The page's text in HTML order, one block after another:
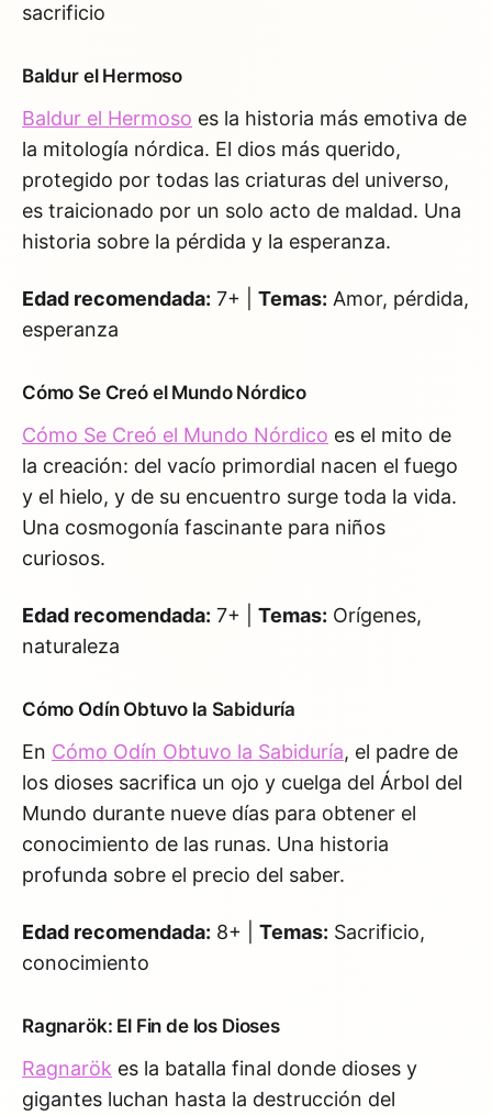
sacrificio
Baldur el Hermoso
Baldur el Hermoso es la historia más emotiva de
la mitología nórdica. El dios más querido,
protegido por todas las criaturas del universo,
es traicionado por un solo acto de maldad. Una
historia sobre la pérdida y la esperanza.
Edad recomendada: 7+ | Temas: Amor, pérdida,
esperanza
Cómo Se Creó el Mundo Nórdico
Cómo Se Creó el Mundo Nórdico es el mito de
la creación: del vacío primordial nacen el fuego
y el hielo, y de su encuentro surge toda la vida.
Una cosmogonía fascinante para niños
curiosos.
Edad recomendada: 7+ | Temas: Orígenes,
naturaleza
Cómo Odín Obtuvo la Sabiduría
En Cómo Odín Obtuvo la Sabiduría, el padre de
los dioses sacrifica un ojo y cuelga del Árbol del
Mundo durante nueve días para obtener el
conocimiento de las runas. Una historia
profunda sobre el precio del saber.
Edad recomendada: 8+ | Temas: Sacrificio,
conocimiento
Ragnarök: El Fin de los Dioses
Ragnarök es la batalla final donde dioses y
gigantes luchan hasta la destrucción del